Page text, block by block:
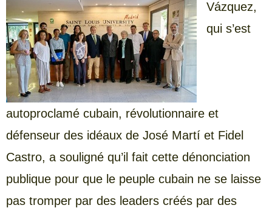
Vázquez,
qui s’est
autoproclamé cubain, révolutionnaire et
défenseur des idéaux de José Martí et Fidel
Castro, a souligné qu’il fait cette dénonciation
publique pour que le peuple cubain ne se laisse
pas tromper par des leaders créés par des